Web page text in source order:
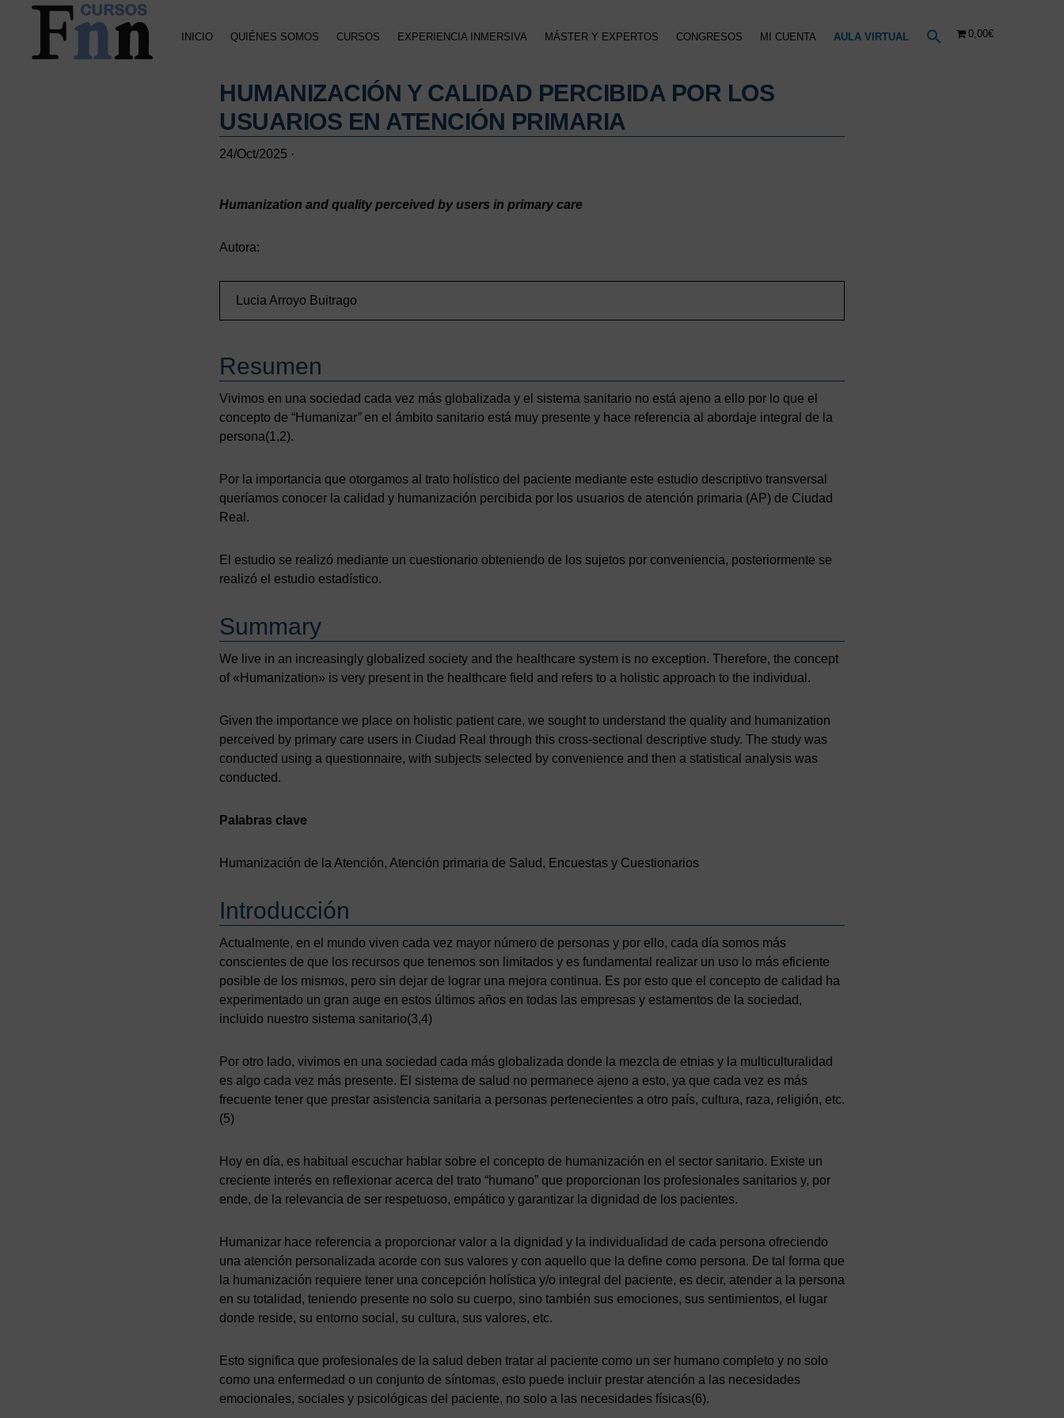
Saltar
Saltar
Saltar
INICIO QUIÉNES SOMOS CURSOS EXPERIENCIA INMERSIVA MÁSTER Y EXPERTOS CONGRESOS MI CUENTA AULA VIRTUAL 0,00€
HUMANIZACIÓN Y CALIDAD PERCIBIDA POR LOS
USUARIOS EN ATENCIÓN PRIMARIA
24/Oct/2025 ·
Humanization and quality perceived by users in primary care
Autora:
Lucia Arroyo Buitrago
Resumen
Vivimos en una sociedad cada vez más globalizada y el sistema sanitario no está ajeno a ello por lo que el
concepto de “Humanizar” en el ámbito sanitario está muy presente y hace referencia al abordaje integral de la
persona(1,2).
Por la importancia que otorgamos al trato holístico del paciente mediante este estudio descriptivo transversal
queríamos conocer la calidad y humanización percibida por los usuarios de atención primaria (AP) de Ciudad
Real.
El estudio se realizó mediante un cuestionario obteniendo de los sujetos por conveniencia, posteriormente se
realizó el estudio estadístico.
Summary
We live in an increasingly globalized society and the healthcare system is no exception. Therefore, the concept
of «Humanization» is very present in the healthcare field and refers to a holistic approach to the individual.
Given the importance we place on holistic patient care, we sought to understand the quality and humanization
perceived by primary care users in Ciudad Real through this cross-sectional descriptive study. The study was
conducted using a questionnaire, with subjects selected by convenience and then a statistical analysis was
conducted.
Palabras clave
Humanización de la Atención, Atención primaria de Salud, Encuestas y Cuestionarios
Introducción
Actualmente, en el mundo viven cada vez mayor número de personas y por ello, cada día somos más
conscientes de que los recursos que tenemos son limitados y es fundamental realizar un uso lo más eficiente
posible de los mismos, pero sin dejar de lograr una mejora continua. Es por esto que el concepto de calidad ha
experimentado un gran auge en estos últimos años en todas las empresas y estamentos de la sociedad,
incluido nuestro sistema sanitario(3,4)
Por otro lado, vivimos en una sociedad cada más globalizada donde la mezcla de etnias y la multiculturalidad
es algo cada vez más presente. El sistema de salud no permanece ajeno a esto, ya que cada vez es más
frecuente tener que prestar asistencia sanitaria a personas pertenecientes a otro país, cultura, raza, religión, etc.
(5)
Hoy en día, es habitual escuchar hablar sobre el concepto de humanización en el sector sanitario. Existe un
creciente interés en reflexionar acerca del trato “humano” que proporcionan los profesionales sanitarios y, por
ende, de la relevancia de ser respetuoso, empático y garantizar la dignidad de los pacientes.
Humanizar hace referencia a proporcionar valor a la dignidad y la individualidad de cada persona ofreciendo
una atención personalizada acorde con sus valores y con aquello que la define como persona. De tal forma que
la humanización requiere tener una concepción holística y/o integral del paciente, es decir, atender a la persona
en su totalidad, teniendo presente no solo su cuerpo, sino también sus emociones, sus sentimientos, el lugar
donde reside, su entorno social, su cultura, sus valores, etc.
Esto significa que profesionales de la salud deben tratar al paciente como un ser humano completo y no solo
como una enfermedad o un conjunto de síntomas, esto puede incluir prestar atención a las necesidades
emocionales, sociales y psicológicas del paciente, no solo a las necesidades físicas(6).